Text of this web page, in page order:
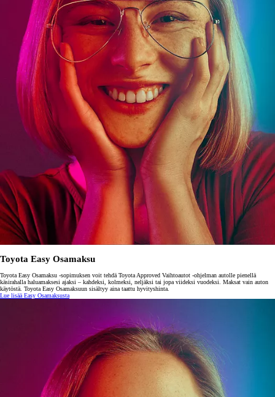
Toyota Easy Osamaksu
Toyota Easy Osamaksu -sopimuksen voit tehdä Toyota Approved Vaihtoautot -ohjelman autolle pienellä
käsirahalla haluamaksesi ajaksi – kahdeksi, kolmeksi, neljäksi tai jopa viideksi vuodeksi. Maksat vain auton
käytöstä. Toyota Easy Osamaksuun sisältyy aina taattu hyvityshinta.
Lue lisää Easy Osamaksusta